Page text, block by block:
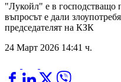
"Лукойл" е в господстващо
въпросът е дали
председателят на КЗК
24 Март 2026 14:41 ч.